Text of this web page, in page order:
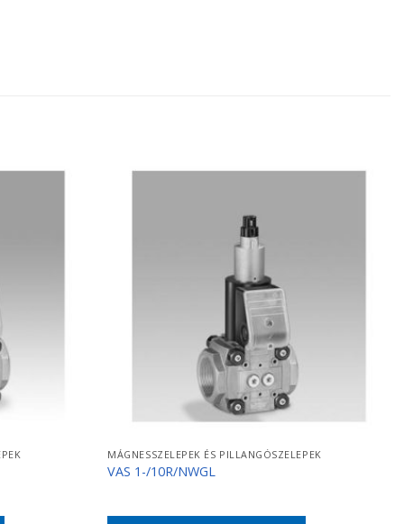
MÁGNESSZELEPEK ÉS PILLANGÓSZELEPEK
VAS 1-/10R/NWGL